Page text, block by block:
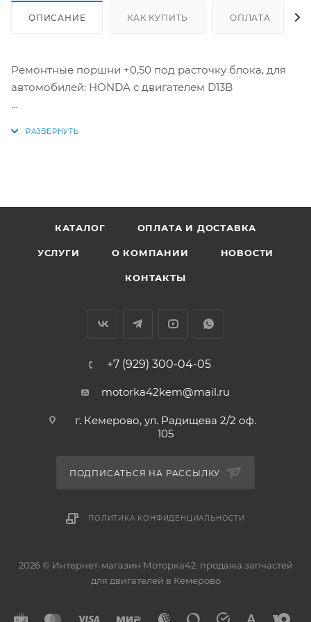
ОПИСАНИЕ КАК КУПИТЬ ОПЛАТА
Ремонтные поршни +0,50 под расточку блока, для
автомобилей: HONDA с двигателем D13B
Параметры:
Диаметр поршня: 75 мм +0,50мм
Аналоги: 13010-P2A-000, 13010P2A000, 13020-P2A-000,
000, 13030P7A000, 13030-P7A-000
КАТАЛОГ ОПЛАТА И ДОСТАВКА
УСЛУГИ О КОМПАНИИ НОВОСТИ
КОНТАКТЫ
+7 (929) 300-04-05
motorka42kem@mail.ru
г. Кемерово, ул. Радищева 2/2 оф.
105
ПОДПИСАТЬСЯ НА РАССЫЛКУ
ПОЛИТИКА КОНФИДЕНЦИАЛЬНОСТИ
2026 © Интернет-магазин Моторка42: продажа запчастей
для двигателей в Кемерово